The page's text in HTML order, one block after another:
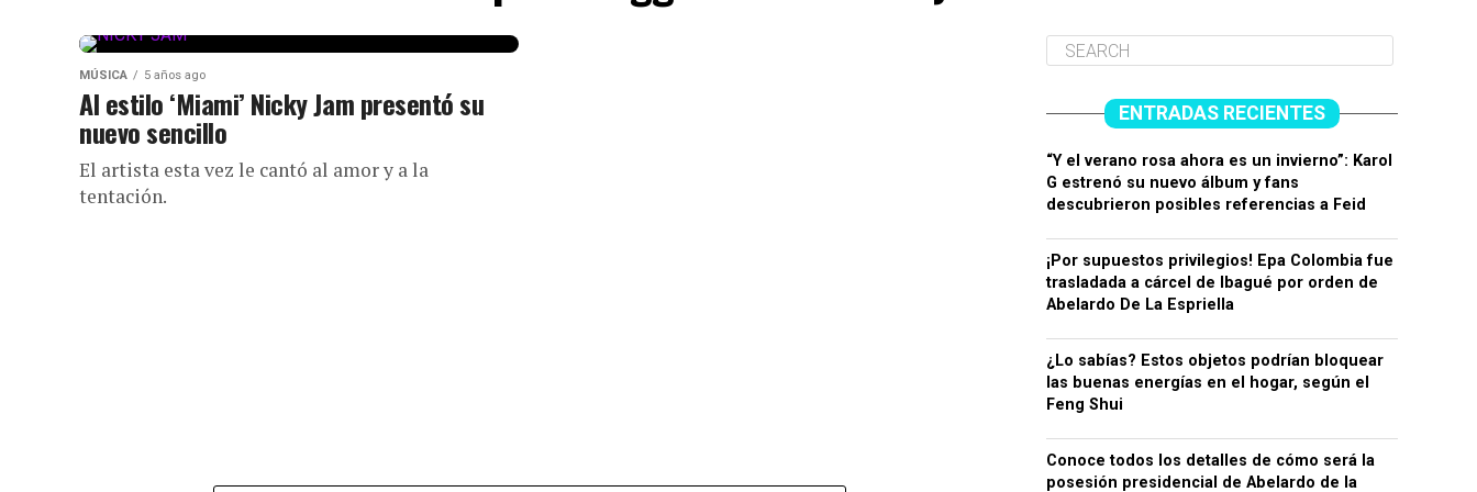
MÚSICA 5 años ago
Al estilo ‘Miami’ Nicky Jam presentó su
nuevo sencillo
El artista esta vez le cantó al amor y a la
tentación.
ENTRADAS RECIENTES
“Y el verano rosa ahora es un invierno”: Karol
G estrenó su nuevo álbum y fans
descubrieron posibles referencias a Feid
¡Por supuestos privilegios! Epa Colombia fue
trasladada a cárcel de Ibagué por orden de
Abelardo De La Espriella
¿Lo sabías? Estos objetos podrían bloquear
las buenas energías en el hogar, según el
Feng Shui
Conoce todos los detalles de cómo será la
posesión presidencial de Abelardo de la